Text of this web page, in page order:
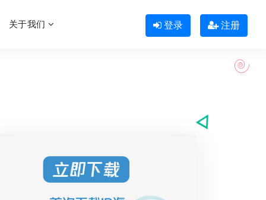
关于我们 登录 注册